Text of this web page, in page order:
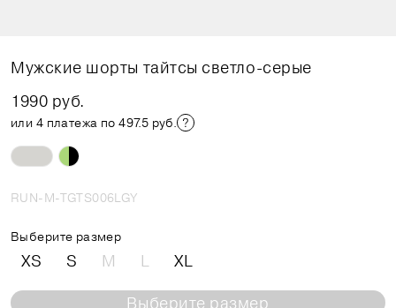
Мужские шорты тайтсы светло-серые
1990 руб.
или 4 платежа по 497.5 руб.
RUN-M-TGTS006LGY
Выберите размер
XS S M L XL
Выберите размер